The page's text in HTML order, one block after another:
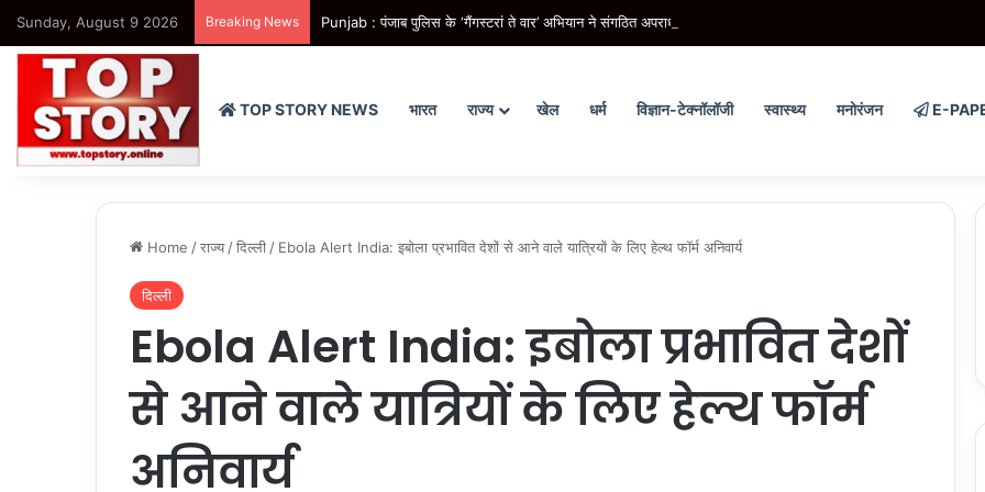
Sunday, August 9 2026 Breaking News Punjab : पंजाब पुलिस के ‘गैंगस्टरां ते वार’ अभियान ने संगठित अपराध के विरुद्ध निरंतर कार्रवाई के 200 दिन पूरे किए
TOP STORY NEWS भारत राज्य खेल धर्म विज्ञान-टेक्नॉलॉजी स्वास्थ्य मनोरंजन E-
Home /राज्य /दिल्ली / Ebola Alert India: इबोला प्रभावित देशों से आने वाले यात्रियों के लिए हेल्थ फॉर्म अनिवार्य
दिल्ली
Ebola Alert India: इबोला प्रभावित देशों
से आने वाले यात्रियों के लिए हेल्थ फॉर्म
अनिवार्य